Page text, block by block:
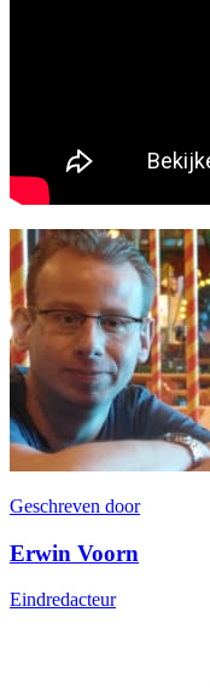
Geschreven door
Erwin Voorn
Eindredacteur